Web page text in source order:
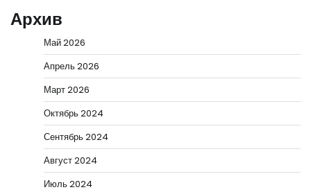
Архив
Май 2026
Апрель 2026
Март 2026
Октябрь 2024
Сентябрь 2024
Август 2024
Июль 2024